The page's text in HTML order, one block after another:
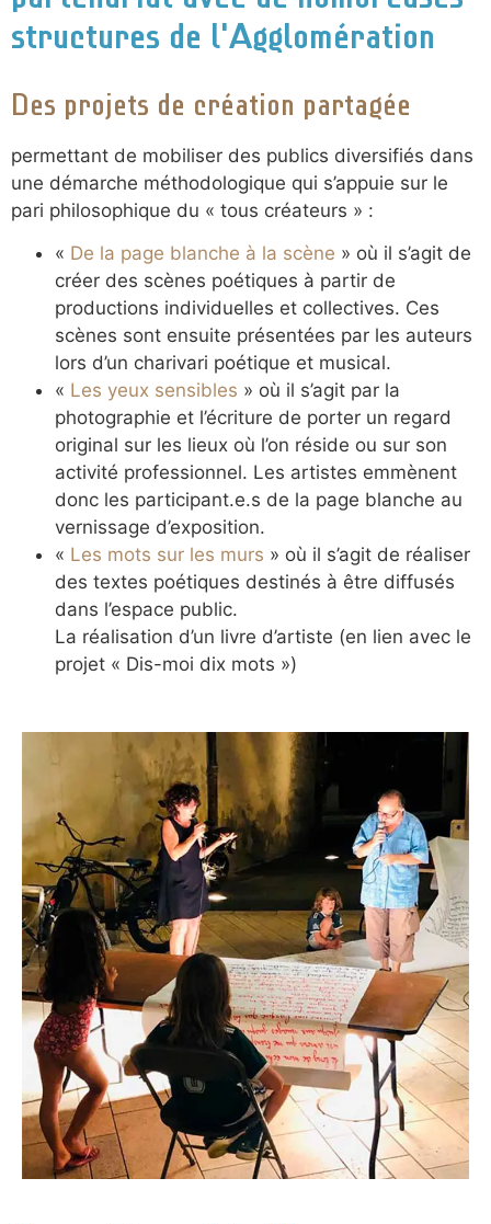
structures de l'Agglomération
Des projets de création partagée
permettant de mobiliser des publics diversifiés dans
une démarche méthodologique qui s’appuie sur le
pari philosophique du « tous créateurs » :
« De la page blanche à la scène » où il s’agit de
créer des scènes poétiques à partir de
productions individuelles et collectives. Ces
scènes sont ensuite présentées par les auteurs
lors d’un charivari poétique et musical.
« Les yeux sensibles » où il s’agit par la
photographie et l’écriture de porter un regard
original sur les lieux où l’on réside ou sur son
activité professionnel. Les artistes emmènent
donc les participant.e.s de la page blanche au
vernissage d’exposition.
« Les mots sur les murs » où il s’agit de réaliser
des textes poétiques destinés à être diffusés
dans l’espace public.
La réalisation d’un livre d’artiste (en lien avec le
projet « Dis-moi dix mots »)